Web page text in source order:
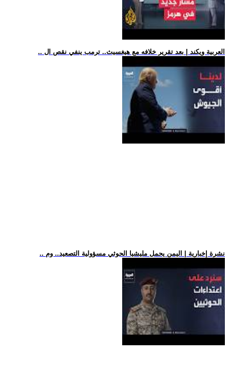
.. العربية ويكند | بعد تقرير خلافه مع هيغسيث.. ترمب ينفي نقص ال
.. نشرة إخبارية | اليمن يحمل مليشيا الحوثي مسؤولية التصعيد.. وم